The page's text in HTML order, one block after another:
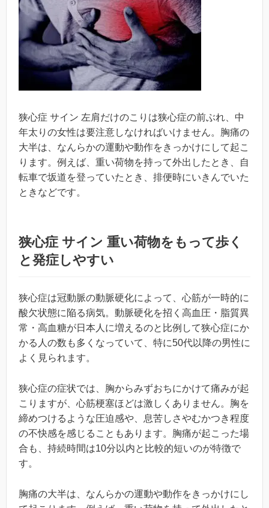
狭心症 サイン 左肩だけのこりは狭心症の前ぶれ、中
年太りの女性は要注意しなければいけません。胸痛の
大半は、なんらかの運動や動作をきっかけにして起こ
ります。例えば、重い荷物を持って外出したとき、自
転車で坂道を登っていたとき、排便時にいきんでいた
ときなどです。
狭心症 サイン 重い荷物をもって歩く
と発症しやすい
狭心症は冠動脈の動脈硬化によって、心筋が一時的に
酸欠状態に陥る病気。動脈硬化を招く高血圧・脂質異
常・高血糖が日本人に増えるのと比例して狭心症にか
かる人の数も多くなっていて、特に50代以降の男性に
よく見られます。
狭心症の症状では、胸からみずおちにかけて痛みが起
こりますが、心筋梗塞ほどは激しくありません。胸を
締めつけるような圧迫感や、息苦しさやむかつき程度
の不快感を感じることもあります。胸痛が起こった場
合も、持続時間は10分以内と比較的短いのが特徴で
す。
胸痛の大半は、なんらかの運動や動作をきっかけにし